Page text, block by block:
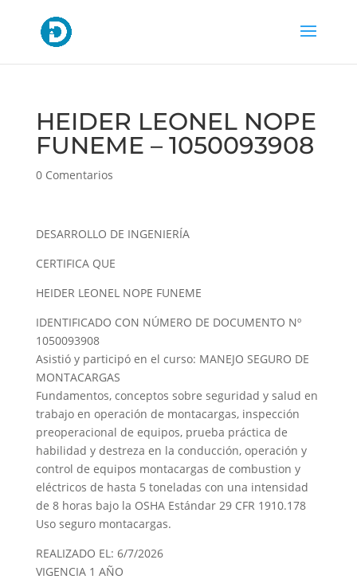
HEIDER LEONEL NOPE
FUNEME – 1050093908
0 Comentarios
DESARROLLO DE INGENIERÍA
CERTIFICA QUE
HEIDER LEONEL NOPE FUNEME
IDENTIFICADO CON NÚMERO DE DOCUMENTO Nº
1050093908
Asistió y participó en el curso: MANEJO SEGURO DE
MONTACARGAS
Fundamentos, conceptos sobre seguridad y salud en
trabajo en operación de montacargas, inspección
preoperacional de equipos, prueba práctica de
habilidad y destreza en la conducción, operación y
control de equipos montacargas de combustion y
eléctricos de hasta 5 toneladas con una intensidad
de 8 horas bajo la OSHA Estándar 29 CFR 1910.178
Uso seguro montacargas.
REALIZADO EL: 6/7/2026
VIGENCIA 1 AÑO